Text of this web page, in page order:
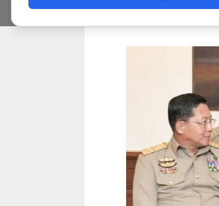
ADMIN